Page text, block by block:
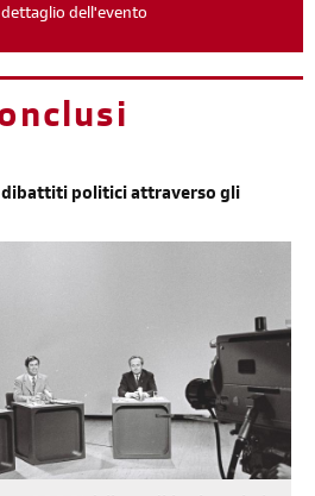
dettaglio dell'evento
dibattiti politici attraverso gli